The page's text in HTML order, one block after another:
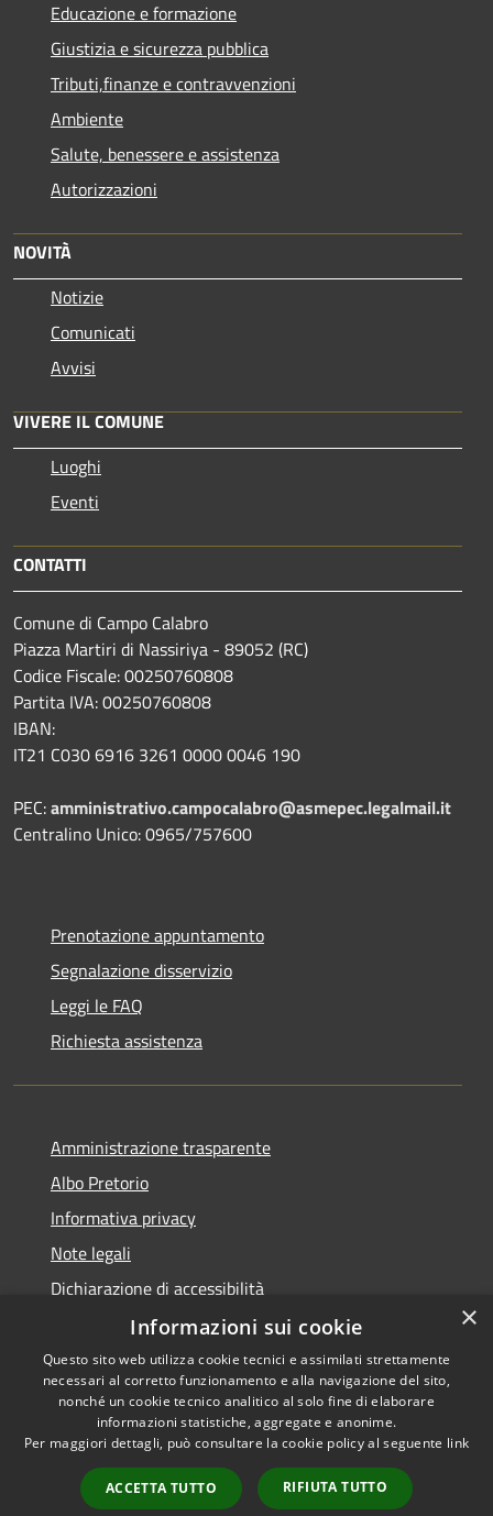
Educazione e formazione
Giustizia e sicurezza pubblica
Tributi,finanze e contravvenzioni
Ambiente
Salute, benessere e assistenza
Autorizzazioni
NOVITÀ
Notizie
Comunicati
Avvisi
VIVERE IL COMUNE
Luoghi
Eventi
CONTATTI
Comune di Campo Calabro
Piazza Martiri di Nassiriya - 89052 (RC)
Codice Fiscale: 00250760808
Partita IVA: 00250760808
IBAN:
IT21 C030 6916 3261 0000 0046 190
PEC:amministrativo.campocalabro@asmepec.legalmail.it
Centralino Unico: 0965/757600
Prenotazione appuntamento
Segnalazione disservizio
Leggi le FAQ
Richiesta assistenza
Amministrazione trasparente
Albo Pretorio
Informativa privacy
Note legali
Dichiarazione di accessibilità
Accessibilità
Privacy
Mappa del sito
Copyright © 2026 • Comune di
Campo Calabro • Powered by
Municipium•Accesso
redazione
×
Informazioni sui cookie
Questo sito web utilizza cookie tecnici e assimilati strettamente
necessari al corretto funzionamento e alla navigazione del sito,
nonché un cookie tecnico analitico al solo fine di elaborare
informazioni statistiche, aggregate e anonime.
Per maggiori dettagli, può consultare la cookie policy al seguente link
ACCETTA TUTTO RIFIUTA TUTTO